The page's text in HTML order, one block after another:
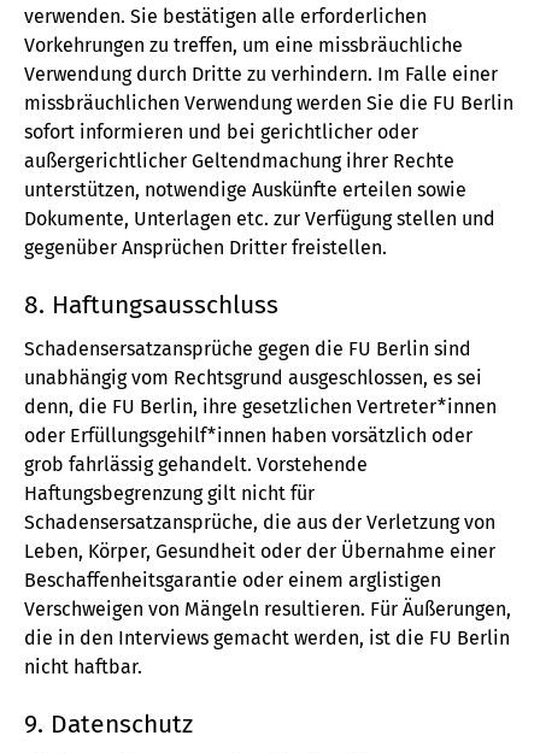
verwenden. Sie bestätigen alle erforderlichen
Vorkehrungen zu treffen, um eine missbräuchliche
Verwendung durch Dritte zu verhindern. Im Falle einer
missbräuchlichen Verwendung werden Sie die FU Berlin
sofort informieren und bei gerichtlicher oder
außergerichtlicher Geltendmachung ihrer Rechte
unterstützen, notwendige Auskünfte erteilen sowie
Dokumente, Unterlagen etc. zur Verfügung stellen und
gegenüber Ansprüchen Dritter freistellen.
8. Haftungsausschluss
Schadensersatzansprüche gegen die FU Berlin sind
unabhängig vom Rechtsgrund ausgeschlossen, es sei
denn, die FU Berlin, ihre gesetzlichen Vertreter*innen
oder Erfüllungsgehilf*innen haben vorsätzlich oder
grob fahrlässig gehandelt. Vorstehende
Haftungsbegrenzung gilt nicht für
Schadensersatzansprüche, die aus der Verletzung von
Leben, Körper, Gesundheit oder der Übernahme einer
Beschaffenheitsgarantie oder einem arglistigen
Verschweigen von Mängeln resultieren. Für Äußerungen,
die in den Interviews gemacht werden, ist die FU Berlin
nicht haftbar.
9. Datenschutz